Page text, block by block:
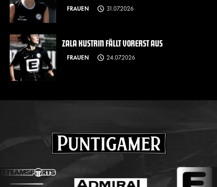
FRAUEN 31.07.2026
ZALA KUSTRIN FÄLLT VORERST AUS
FRAUEN 24.07.2026